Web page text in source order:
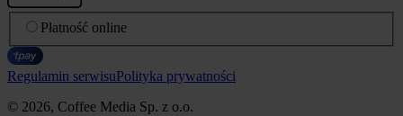
Płatność online
Regulamin serwisuPolityka prywatności
© 2026, Coffee Media Sp. z o.o.